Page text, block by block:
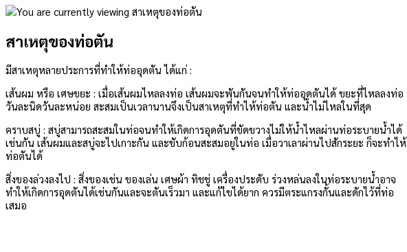
สาเหตุของท่อตัน
มีสาเหตุหลายประการที่ทำให้ท่ออุดตัน ได้แก่ :
เส้นผม หรือ เศษขยะ : เมื่อเส้นผมไหลลงท่อ เส้นผมจะพันกันจนทำให้ท่ออุดตันได้ ขยะที่ไหลลงท่อ
วันละนิดวันละหน่อย สะสมเป็นเวลานานจึงเป็นสาเหตุที่ทำไห้ท่อตัน และน้ำไม่ไหลในที่สุด
คราบสบู่ : สบู่สามารถสะสมในท่อจนทำให้เกิดการอุดตันที่ขัดขวางไม่ให้น้ำไหลผ่านท่อระบายน้ำได้
เช่นกัน เส้นผมและสบู่จะไปเกาะกัน และขับก้อนสะสมอยู่ในท่อ เมื่อวาเลาผ่านไปสักระยะ ก็จะทำไห้
ท่อตันได้
สิ่งของล่วงลงไป : สิ่งของเช่น ของเล่น เศษผ้า ทิชชู่ เครื่องประดับ ร่วงหล่นลงในท่อระบายน้ำอาจ
ทำให้เกิดการอุดตันได้เช่นกันและจะตันเร็วมา และแก้ไขได้ยาก ควรมีตระแกรงกั้นและดักไว้ที่ท่อ
เสมอ